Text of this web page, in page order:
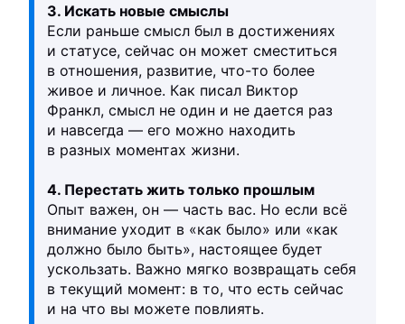
3. Искать новые смыслы
Если раньше смысл был в достижениях
и статусе, сейчас он может сместиться
в отношения, развитие, что-то более
живое и личное. Как писал Виктор
Франкл, смысл не один и не дается раз
и навсегда — его можно находить
в разных моментах жизни.
4. Перестать жить только прошлым
Опыт важен, он — часть вас. Но если всё
внимание уходит в «как было» или «как
должно было быть», настоящее будет
ускользать. Важно мягко возвращать себя
в текущий момент: в то, что есть сейчас
и на что вы можете повлиять.